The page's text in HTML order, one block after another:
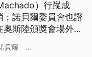
）行蹤成
諾貝爾委員會也證
斯陸頒獎會場外則
貝爾 ...